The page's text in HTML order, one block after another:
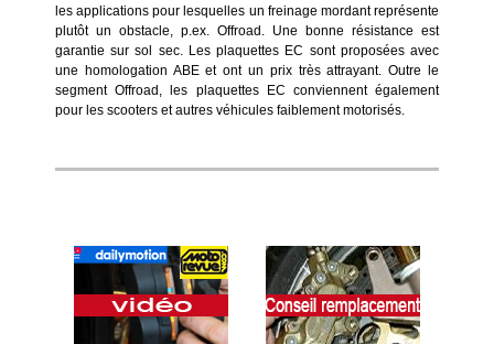
les applications pour lesquelles un freinage mordant représente
plutôt un obstacle, p.ex. Offroad. Une bonne résistance est
garantie sur sol sec. Les plaquettes EC sont proposées avec
une homologation ABE et ont un prix très attrayant. Outre le
segment Offroad, les plaquettes EC conviennent également
pour les scooters et autres véhicules faiblement motorisés.